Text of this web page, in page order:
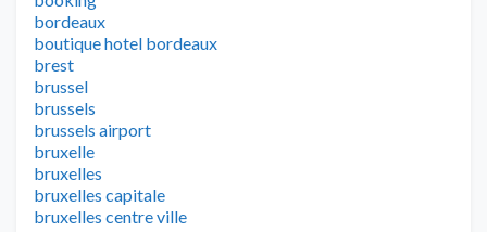
bordeaux
boutique hotel bordeaux
brest
brussel
brussels
brussels airport
bruxelle
bruxelles
bruxelles capitale
bruxelles centre ville